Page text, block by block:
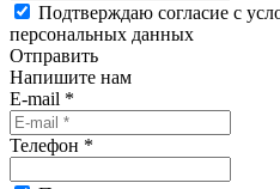
Подтверждаю согласие с
персональных данных
Отправить
Напишите нам
E-mail *
Телефон *